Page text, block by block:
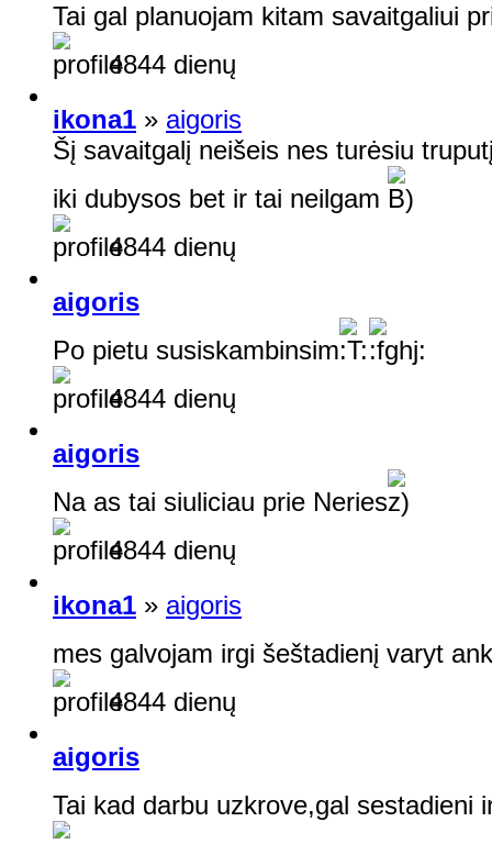
Tai gal planuojam kitam savaitgaliui
4844 dienų
ikona1 » aigoris
Šį savaitgalį neišeis nes turėsiu
iki dubysos bet ir tai neilgam
4844 dienų
aigoris
Po pietu susiskambinsim
4844 dienų
aigoris
Na as tai siuliciau prie Neries
4844 dienų
ikona1 » aigoris
mes galvojam irgi šeštadienį varyt
4844 dienų
aigoris
Tai kad darbu uzkrove,gal sestadieni